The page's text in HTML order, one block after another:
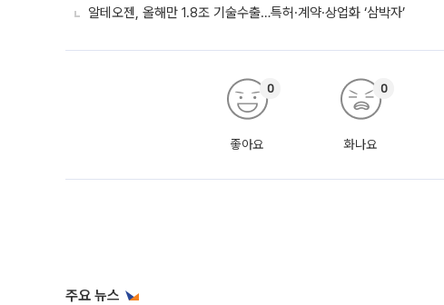
알테오젠, 올해만 1.8조 기술수출…특허·계약·상업화 ‘삼박자’
좋아요
0
화나요
0
주요 뉴스